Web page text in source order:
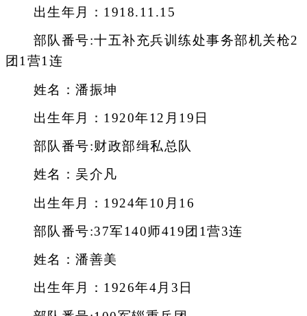
出生年月：1918.11.15
部队番号:十五补充兵训练处事务部机关枪2
团1营1连
姓名：潘振坤
出生年月：1920年12月19日
部队番号:财政部缉私总队
姓名：吴介凡
出生年月：1924年10月16
部队番号:37军140师419团1营3连
姓名：潘善美
出生年月：1926年4月3日